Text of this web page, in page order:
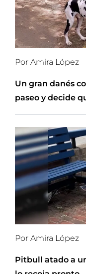
Por Amira López
Un gran danés
paseo y decide
Por Amira López
Pitbull atado a